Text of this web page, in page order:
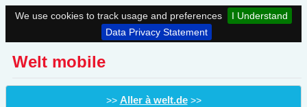
We use cookies to track usage and preferences
I Understand
Data Privacy Statement
Welt mobile
>> Aller à welt.de>>